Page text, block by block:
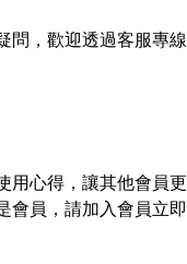
問，歡迎透過客服專線
用心得，讓其他會員更
會員，請加入會員立即